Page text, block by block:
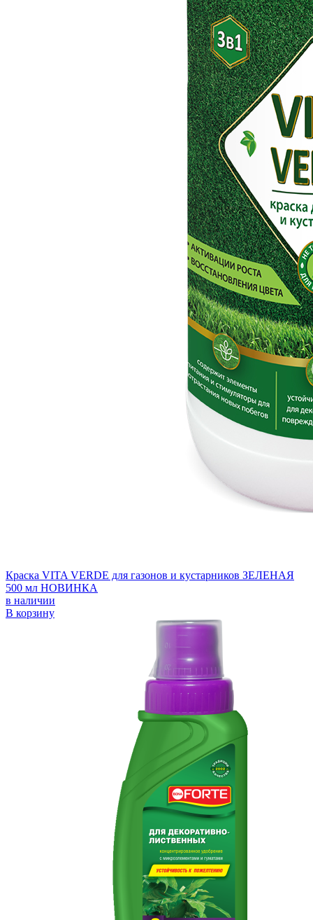
Краска VITA VERDE для газонов и кустарников ЗЕЛЕНАЯ
500 мл НОВИНКА
в наличии
В корзину